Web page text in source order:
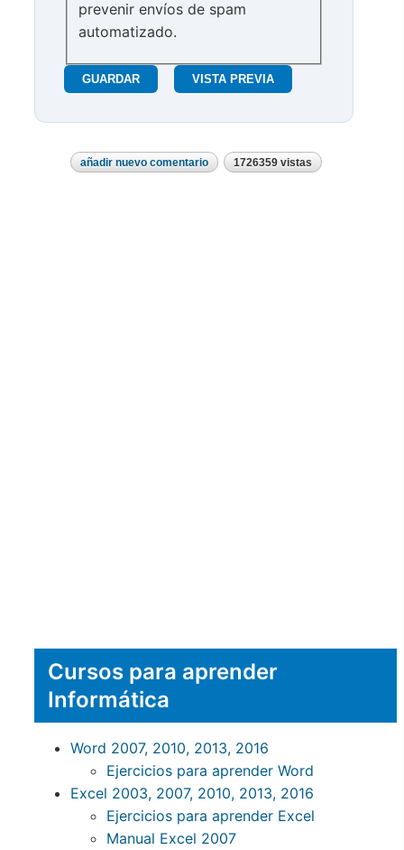
prevenir envíos de spam
automatizado.
añadir nuevo comentario 1726359 vistas
Cursos para aprender
Informática
Word 2007, 2010, 2013, 2016
Ejercicios para aprender Word
Excel 2003, 2007, 2010, 2013, 2016
Ejercicios para aprender Excel
Manual Excel 2007